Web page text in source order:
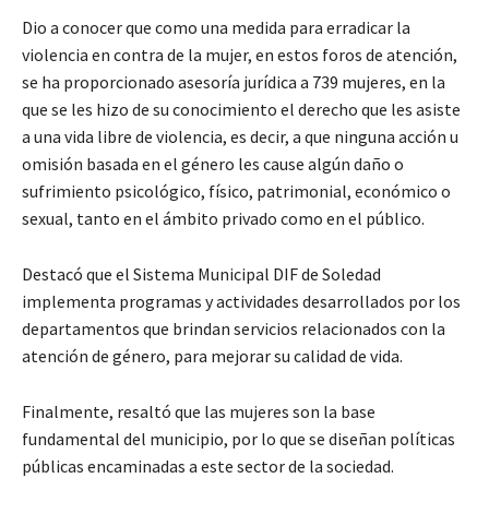
Dio a conocer que como una medida para erradicar la
violencia en contra de la mujer, en estos foros de atención,
se ha proporcionado asesoría jurídica a 739 mujeres, en la
que se les hizo de su conocimiento el derecho que les asiste
a una vida libre de violencia, es decir, a que ninguna acción u
omisión basada en el género les cause algún daño o
sufrimiento psicológico, físico, patrimonial, económico o
sexual, tanto en el ámbito privado como en el público.
Destacó que el Sistema Municipal DIF de Soledad
implementa programas y actividades desarrollados por los
departamentos que brindan servicios relacionados con la
atención de género, para mejorar su calidad de vida.
Finalmente, resaltó que las mujeres son la base
fundamental del municipio, por lo que se diseñan políticas
públicas encaminadas a este sector de la sociedad.